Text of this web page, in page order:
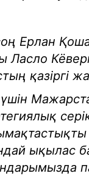
Ерлан
Ласло
қазіргі
үшін
ықылас